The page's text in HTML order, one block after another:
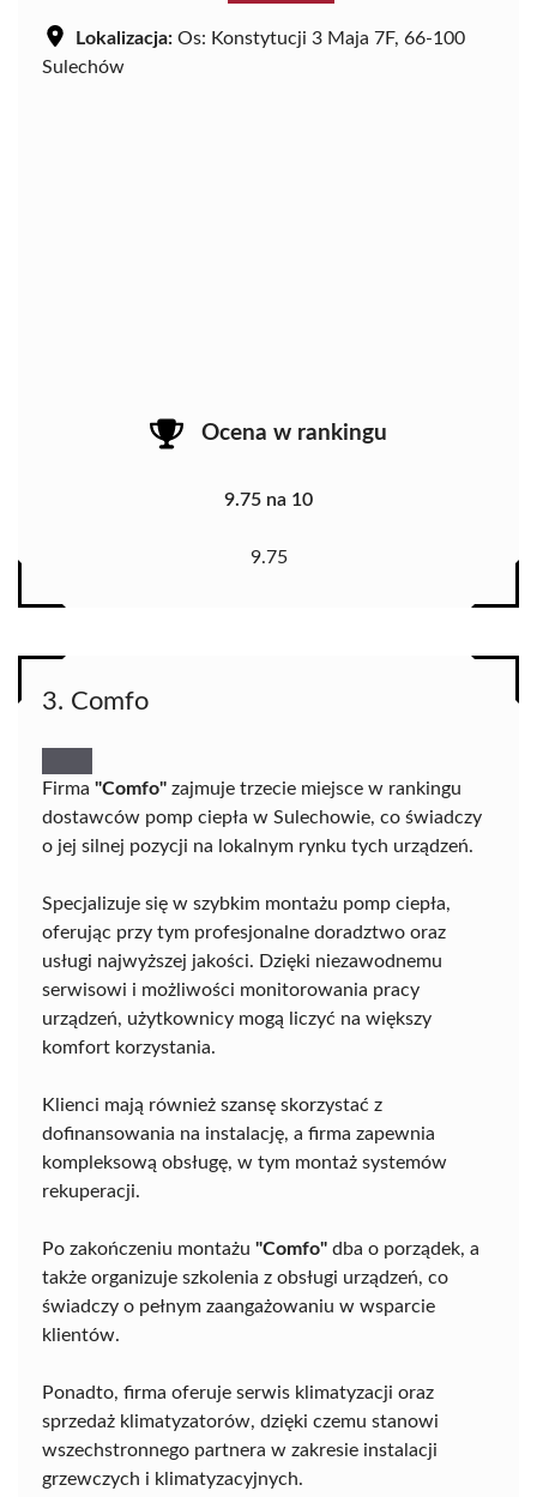
Lokalizacja: Os: Konstytucji 3 Maja 7F, 66-100
Sulechów
Ocena w rankingu
9.75 na 10
9.75
3. Comfo
Firma "Comfo" zajmuje trzecie miejsce w rankingu
dostawców pomp ciepła w Sulechowie, co świadczy
o jej silnej pozycji na lokalnym rynku tych urządzeń.
Specjalizuje się w szybkim montażu pomp ciepła,
oferując przy tym profesjonalne doradztwo oraz
usługi najwyższej jakości. Dzięki niezawodnemu
serwisowi i możliwości monitorowania pracy
urządzeń, użytkownicy mogą liczyć na większy
komfort korzystania.
Klienci mają również szansę skorzystać z
dofinansowania na instalację, a firma zapewnia
kompleksową obsługę, w tym montaż systemów
rekuperacji.
Po zakończeniu montażu "Comfo" dba o porządek, a
także organizuje szkolenia z obsługi urządzeń, co
świadczy o pełnym zaangażowaniu w wsparcie
klientów.
Ponadto, firma oferuje serwis klimatyzacji oraz
sprzedaż klimatyzatorów, dzięki czemu stanowi
wszechstronnego partnera w zakresie instalacji
grzewczych i klimatyzacyjnych.